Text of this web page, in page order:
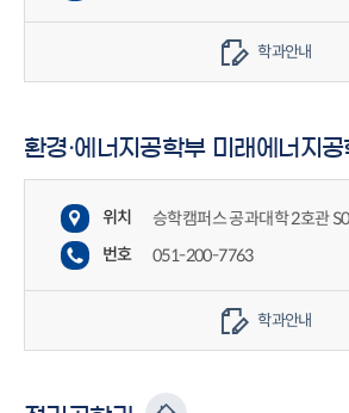
학과안내
환경·에너지공학부 미래에너지
위치
승학캠퍼스 공과대학 2호관
번호
051-200-7763
학과안내